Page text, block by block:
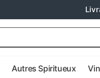
Autres Spiritueux Vin